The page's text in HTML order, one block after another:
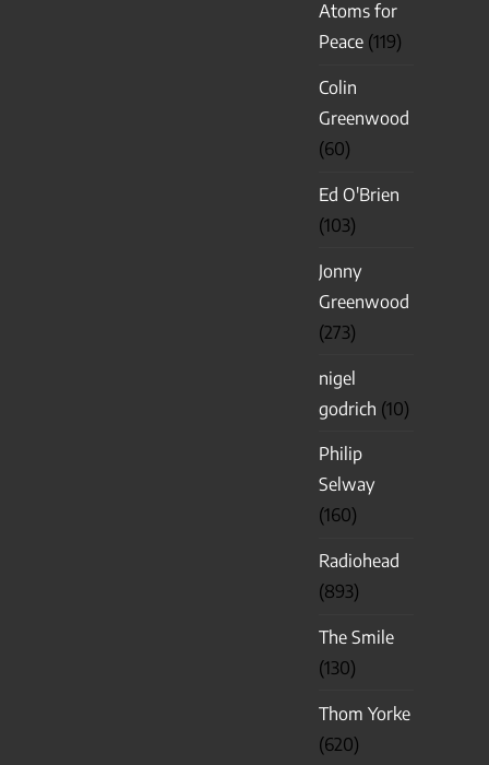
Atoms for
Peace (119)
Colin
Greenwood
(60)
Ed O'Brien
(103)
Jonny
Greenwood
(273)
nigel
godrich (10)
Philip
Selway
(160)
Radiohead
(893)
The Smile
(130)
Thom Yorke
(620)